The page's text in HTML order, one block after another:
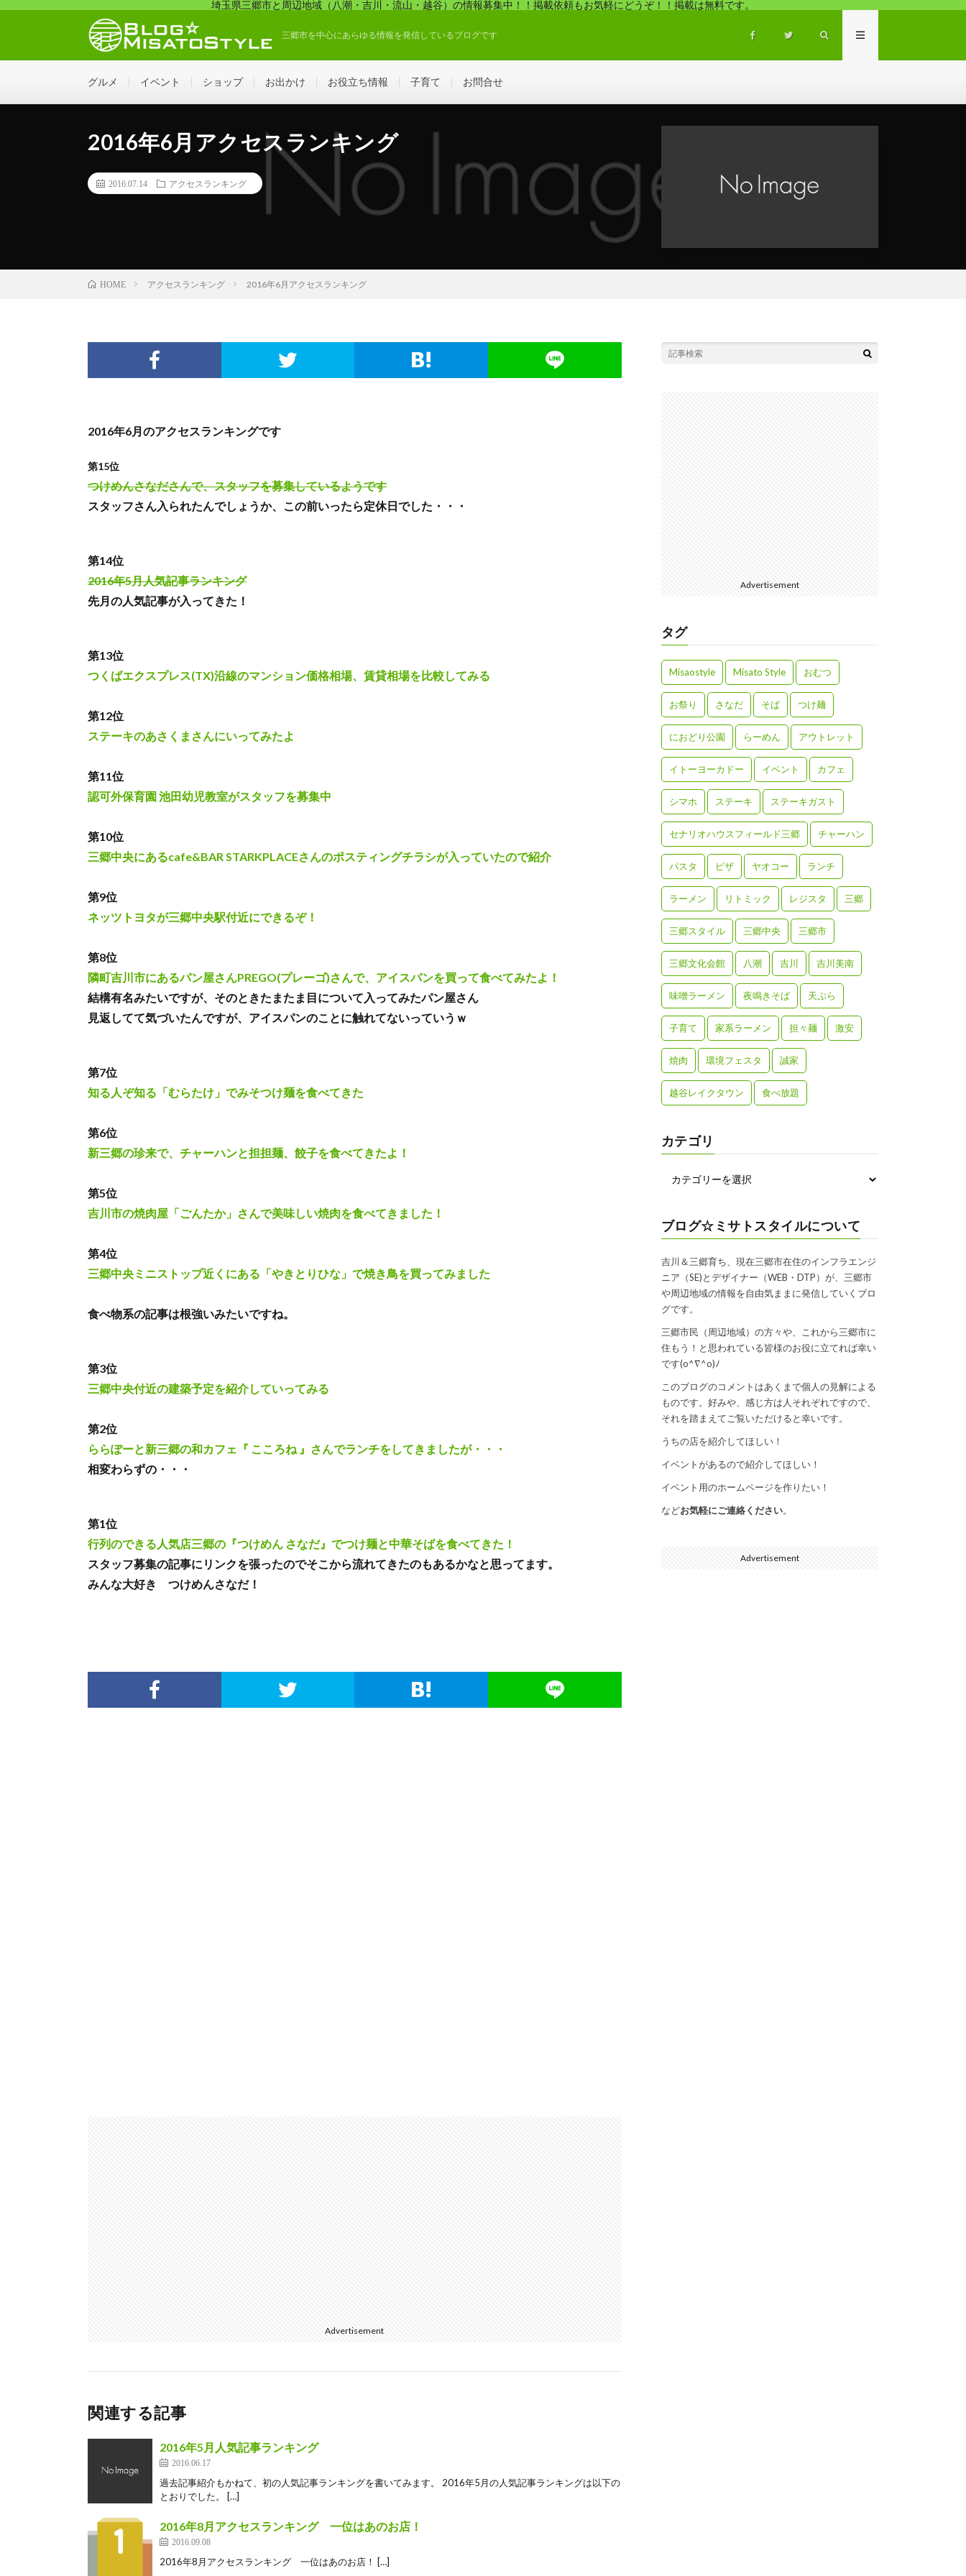
埼玉県三郷市と周辺地域（八潮・吉川・流山・越谷）の情報募集中！！掲載依頼もお気軽にどうぞ！！掲載は無料です。
三郷市を中心にあらゆる情報を発信しているブログです
グルメ イベント ショップ お出かけ お役立ち情報 子育て お問合せ
2016年6月アクセスランキング
2016.07.14 アクセスランキング
HOME アクセスランキング 2016年6月アクセスランキング
2016年6月のアクセスランキングです
第15位
つけめんさなださんで、スタッフを募集しているようです
スタッフさん入られたんでしょうか、この前いったら定休日でした・・・
第14位
2016年5月人気記事ランキング
先月の人気記事が入ってきた！
第13位
つくばエクスプレス(TX)沿線のマンション価格相場、賃貸相場を比較してみる
第12位
ステーキのあさくまさんにいってみたよ
第11位
認可外保育園 池田幼児教室がスタッフを募集中
第10位
三郷中央にあるcafe&BAR STARKPLACEさんのポスティングチラシが入っていたので紹介
第9位
ネッツトヨタが三郷中央駅付近にできるぞ！
第8位
隣町吉川市にあるパン屋さんPREGO(プレーゴ)さんで、アイスパンを買って食べてみたよ！
結構有名みたいですが、そのときたまたま目について入ってみたパン屋さん
見返してて気づいたんですが、アイスパンのことに触れてないっていうｗ
第7位
知る人ぞ知る「むらたけ」でみそつけ麺を食べてきた
第6位
新三郷の珍来で、チャーハンと担担麺、餃子を食べてきたよ！
第5位
吉川市の焼肉屋「ごんたか」さんで美味しい焼肉を食べてきました！
第4位
三郷中央ミニストップ近くにある「やきとりひな」で焼き鳥を買ってみました
食べ物系の記事は根強いみたいですね。
第3位
三郷中央付近の建築予定を紹介していってみる
第2位
ららぽーと新三郷の和カフェ『 こころね 』さんでランチをしてきましたが・・・
相変わらずの・・・
第1位
行列のできる人気店三郷の『つけめん さなだ』でつけ麺と中華そばを食べてきた！
スタッフ募集の記事にリンクを張ったのでそこから流れてきたのもあるかなと思ってます。
みんな大好き つけめんさなだ！
Advertisement
関連する記事
2016年5月人気記事ランキング
2016.06.17
過去記事紹介もかねて、初の人気記事ランキングを書いてみます。 2016年5月の人気記事ランキングは以下の
とおりでした。 […]
2016年8月アクセスランキング 一位はあのお店！
2016.09.08
2016年8月アクセスランキング 一位はあのお店！ […]
Advertisement
タグ
Misaostyle Misato Style おむつ
お祭り さなだ そば つけ麺
におどり公園 らーめん アウトレット
イトーヨーカドー イベント カフェ
シマホ ステーキ ステーキガスト
セナリオハウスフィールド三郷 チャーハン
パスタ ピザ ヤオコー ランチ
ラーメン リトミック レジスタ 三郷
三郷スタイル 三郷中央 三郷市
三郷文化会館 八潮 吉川 吉川美南
味噌ラーメン 夜鳴きそば 天ぷら
子育て 家系ラーメン 担々麺 激安
焼肉 環境フェスタ 誠家
越谷レイクタウン 食べ放題
カテゴリ
ブログ☆ミサトスタイルについて
吉川＆三郷育ち、現在三郷市在住のインフラエンジ
ニア（SE)とデザイナー（WEB・DTP）が、三郷市
や周辺地域の情報を自由気ままに発信していくブロ
グです。
三郷市民（周辺地域）の方々や、これから三郷市に
住もう！と思われている皆様のお役に立てれば幸い
です(o^∇^o)ﾉ
このブログのコメントはあくまで個人の見解による
ものです。好みや、感じ方は人それぞれですので、
それを踏まえてご覧いただけると幸いです。
うちの店を紹介してほしい！
イベントがあるので紹介してほしい！
イベント用のホームページを作りたい！
などお気軽にご連絡ください。
Advertisement